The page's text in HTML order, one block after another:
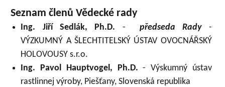
Seznam členů Vědecké rady
Ing. Jiří Sedlák, Ph.D. -předseda Rady-
VÝZKUMNÝ A ŠLECHTITELSKÝ ÚSTAV OVOCNÁŘSKÝ
HOLOVOUSY s.r.o.
Ing. Pavol Hauptvogel, Ph.D. - Výskumný ústav
rastlinnej výroby, Piešťany, Slovenská republika